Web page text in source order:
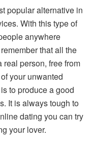
popular alternative in
With this type of
anywhere
that all the
person, free from
your unwanted
to produce a good
It is always tough to
dating you can try
your lover.